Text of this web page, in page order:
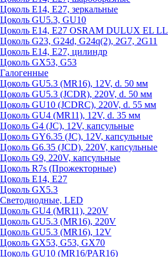
Цоколь Е14, Е27, зеркальные
Цоколь GU5.3, GU10
Цоколь Е14, Е27 OSRAM DULUX EL LL
Цоколь G23, G24d, G24q(2), 2G7, 2G11
Цоколь Е14, Е27, цилиндр
Цоколь GX53, G53
Галогенные
Цоколь GU5.3 (MR16), 12V, d. 50 мм
Цоколь GU5.3 (JCDR), 220V, d. 50 мм
Цоколь GU10 (JCDRC), 220V, d. 55 мм
Цоколь GU4 (MR11), 12V, d. 35 мм
Цоколь G4 (JC), 12V, капсульные
Цоколь GY6.35 (JC), 12V, капсульные
Цоколь G6.35 (JCD), 220V, капсульные
Цоколь G9, 220V, капсульные
Цоколь R7s (Прожекторные)
Цоколь E14, E27
Цоколь GX5.3
Светодиодные, LED
Цоколь GU4 (MR11), 220V
Цоколь GU5.3 (MR16), 220V
Цоколь GU5.3 (MR16), 12V
Цоколь GX53, G53, GX70
Цоколь GU10 (MR16/PAR16)